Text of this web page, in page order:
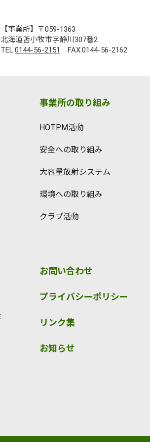
【事業所】〒059-1363
北海道苫小牧市字静川307番2
TEL:0144-56-2151 FAX:0144-56-2162
事業所の取り組み
HOTPM活動
安全への取り組み
大容量放射システム
環境への取り組み
クラブ活動
お問い合わせ
プライバシーポリシー
リンク集
お知らせ